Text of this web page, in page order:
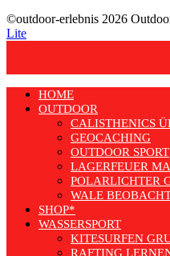
©outdoor-erlebnis 2026
Lite
HOME
OUTDOOR
CALISTHENICS
GEOCACHING
OUTDOOR SPORT
LAGERFEUER
POLARLICHTER
WALE
SHOP*
WASSERSPORT
KITESURFEN
RAFTING